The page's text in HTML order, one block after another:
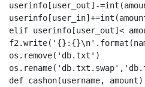
userinfo[user_out]-
elif userinfo[user_out]<
os.remove('db.txt')
def cashon(username,